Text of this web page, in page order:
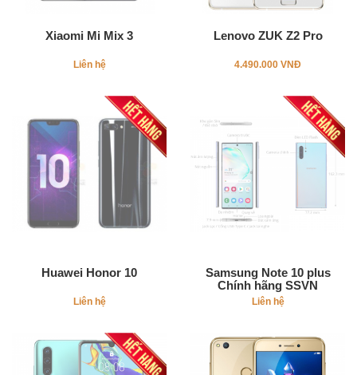
Xiaomi Mi Mix 3
Liên hệ
Lenovo ZUK Z2 Pro
4.490.000 VNĐ
Huawei Honor 10
Liên hệ
Samsung Note 10 plus
Chính hãng SSVN
Liên hệ